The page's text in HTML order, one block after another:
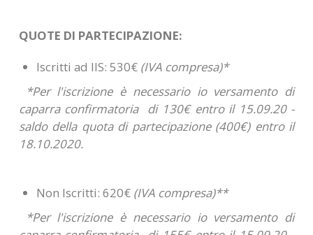
QUOTE DI PARTECIPAZIONE:
Iscritti ad IIS: 530€ (IVA compresa)*
*Per l'iscrizione è necessario io versamento di
caparra confirmatoria di 130€ entro il 15.09.20 -
saldo della quota di partecipazione (400€) entro il
18.10.2020.
Non Iscritti: 620€ (IVA compresa)**
*Per l'iscrizione è necessario io versamento di